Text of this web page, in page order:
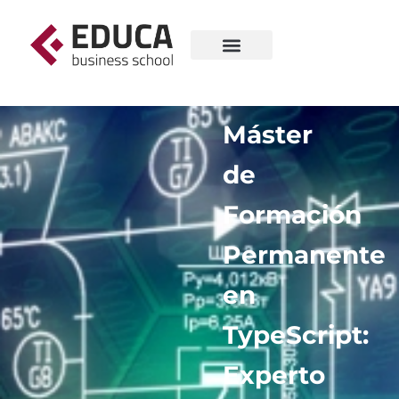
Máster
de
Formación
Permanente
en
TypeScript:
Experto